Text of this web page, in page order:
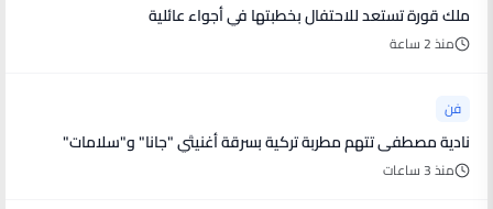
ملك قورة تستعد للاحتفال بخطبتها في أجواء عائلية
منذ 2 ساعة
فن
نادية مصطفى تتهم مطربة تركية بسرقة أغنيتَي "جانا" و"سلامات"
منذ 3 ساعات